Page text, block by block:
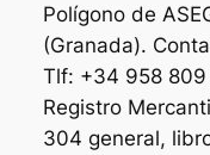
Polígono de
(Granada).
Tlf: +34 958 809
Registro
304 general,